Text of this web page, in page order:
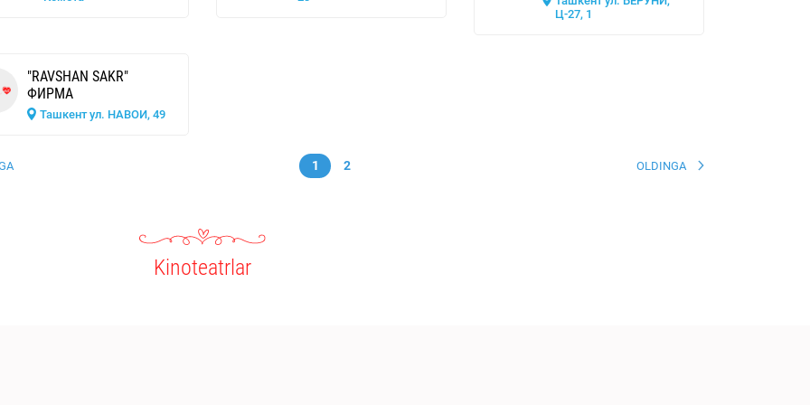
Ц-27, 1
"RAVSHAN SAKR"
ФИРМА
Ташкент ул. НАВОИ, 49
1 2 OLDINGA
Kinoteatrlar